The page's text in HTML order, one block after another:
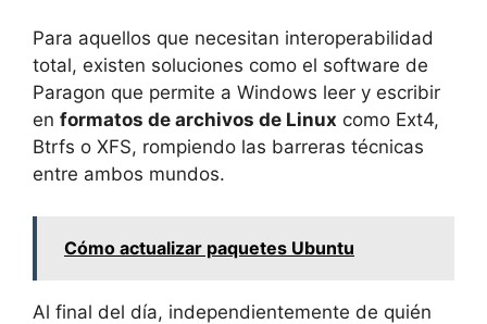
Para aquellos que necesitan interoperabilidad
total, existen soluciones como el software de
Paragon que permite a Windows leer y escribir
en formatos de archivos de Linux como Ext4,
Btrfs o XFS, rompiendo las barreras técnicas
entre ambos mundos.
Cómo actualizar paquetes Ubuntu
Al final del día, independientemente de quién